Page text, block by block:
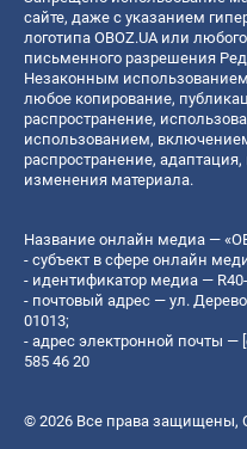
сайте, даже с указанием
логотипа OBOZ.UA или
письменного разрешения
Незаконным использованием
любое копирование,
распространение,
использованием,
распространение,
изменения материала.
Название онлайн медиа —
- субъект в сфере онлайн
- идентификатор медиа —
- почтовый адрес — ул.
01013;
- адрес электронной почты —
585 46 20
© 2026 Все права защищены,